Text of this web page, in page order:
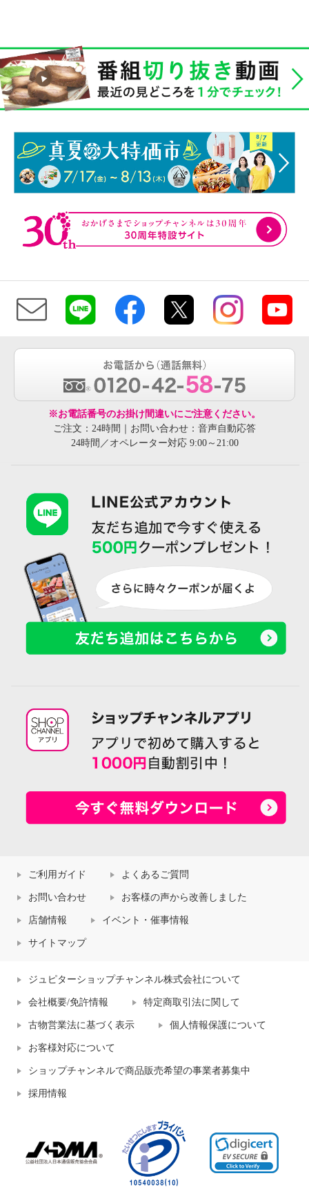
※お電話番号のお掛け間違いにご注意ください。
ご注文：24時間｜お問い合わせ：音声自動応答
24時間／オペレーター対応 9:00～21:00
ご利用ガイド よくあるご質問
お問い合わせ お客様の声から改善しました
店舗情報 イベント・催事情報
サイトマップ
ジュピターショップチャンネル株式会社について
会社概要/免許情報 特定商取引法に関して
古物営業法に基づく表示 個人情報保護について
お客様対応について
ショップチャンネルで商品販売希望の事業者募集中
採用情報